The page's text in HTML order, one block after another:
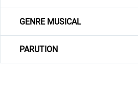
GENRE MUSICAL
PARUTION